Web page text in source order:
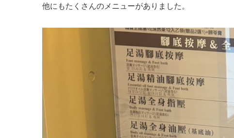
他にもたくさんのメニューがありました。